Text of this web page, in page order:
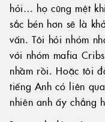
hỏi… họ cũng mệt
sắc bén hơn sẽ là
vấn. Tôi hỏi nhóm
với nhóm mafia
nhầm rồi. Hoặc tôi
tiếng Anh có liên
nhiên anh ấy chẳng